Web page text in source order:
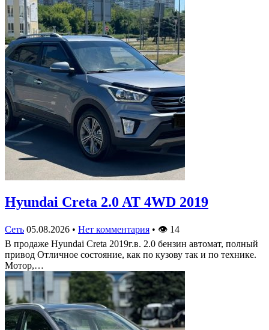
Hyundai Creta 2.0 AT 4WD 2019
Сеть 05.08.2026 • Нет комментария • 👁 14
В продаже Hyundai Creta 2019г.в. 2.0 бензин автомат, полный
привод Отличное состояние, как по кузову так и по технике.
Мотор,…